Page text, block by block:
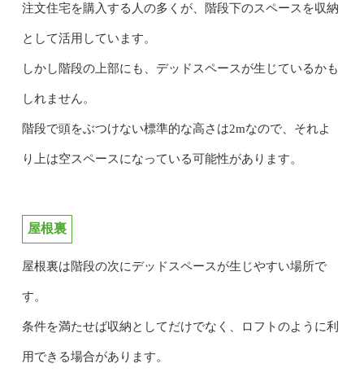
注文住宅を購入する人の多くが、階段下のスペースを収納
として活用しています。
しかし階段の上部にも、デッドスペースが生じているかも
しれません。
階段で頭をぶつけない標準的な高さは2mなので、それよ
り上は空スペースになっている可能性があります。
屋根裏
屋根裏は階段の次にデッドスペースが生じやすい場所で
す。
条件を満たせば収納としてだけでなく、ロフトのように利
用できる場合があります。